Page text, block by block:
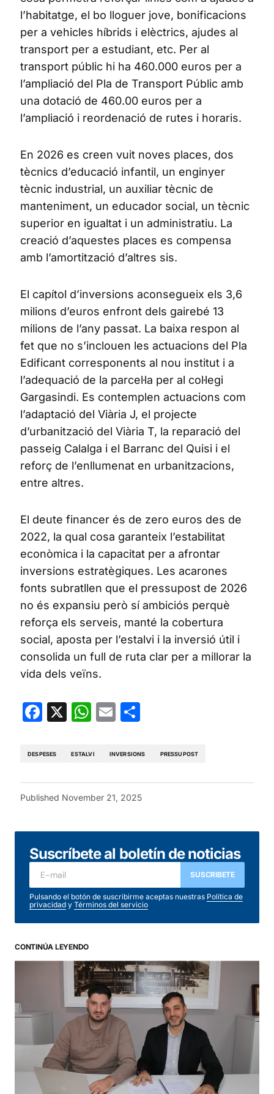
l’habitatge, el bo lloguer jove, bonificacions
per a vehicles híbrids i elèctrics, ajudes al
transport per a estudiant, etc. Per al
transport públic hi ha 460.000 euros per a
l’ampliació del Pla de Transport Públic amb
una dotació de 460.00 euros per a
l’ampliació i reordenació de rutes i horaris.
En 2026 es creen vuit noves places, dos
tècnics d’educació infantil, un enginyer
tècnic industrial, un auxiliar tècnic de
manteniment, un educador social, un tècnic
superior en igualtat i un administratiu. La
creació d’aquestes places es compensa
amb l’amortització d’altres sis.
El capítol d’inversions aconsegueix els 3,6
milions d’euros enfront dels gairebé 13
milions de l’any passat. La baixa respon al
fet que no s’inclouen les actuacions del Pla
Edificant corresponents al nou institut i a
l’adequació de la parcel·la per al col·legi
Gargasindi. Es contemplen actuacions com
l’adaptació del Viària J, el projecte
d’urbanització del Viària T, la reparació del
passeig Calalga i el Barranc del Quisi i el
reforç de l’enllumenat en urbanitzacions,
entre altres.
El deute financer és de zero euros des de
2022, la qual cosa garanteix l’estabilitat
econòmica i la capacitat per a afrontar
inversions estratègiques. Les acarones
fonts subratllen que el pressupost de 2026
no és expansiu però sí ambiciós perquè
reforça els serveis, manté la cobertura
social, aposta per l’estalvi i la inversió útil i
consolida un full de ruta clar per a millorar la
vida dels veïns.
Facebook
X WhatsApp
Email
DESPESES ESTALVI INVERSIONS PRESSUPOST
Published November 21, 2025
Suscríbete al boletín de noticias
SUSCRIBETE
Pulsando el botón de suscribirme aceptas nuestras Política de
privacidad y Términos del servicio
CONTINÚA LEYENDO